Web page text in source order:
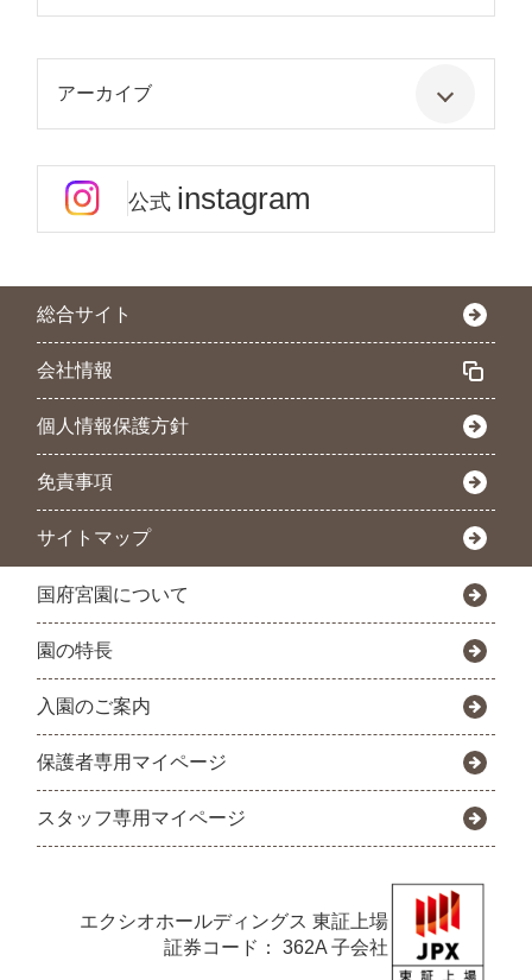
アーカイブ
公式 instagram
総合サイト
会社情報
個人情報保護方針
免責事項
サイトマップ
国府宮園について
園の特長
入園のご案内
保護者専用マイページ
スタッフ専用マイページ
エクシオホールディングス 東証上場
証券コード： 362A 子会社